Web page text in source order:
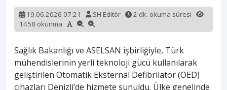
19.06.2026 07:21 SH Editör
2 dk. okuma süresi
1458 okunma
Sağlık Bakanlığı ve ASELSAN işbirliğiyle, Türk
mühendislerinin yerli teknoloji gücü kullanılarak
geliştirilen Otomatik Eksternal Defibrilatör (OED)
cihazları Denizli’de hizmete sunuldu. Ülke genelinde